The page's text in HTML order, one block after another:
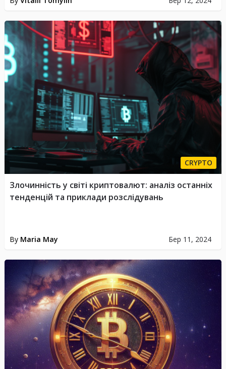
CRYPTO
By Maria May Бер 11, 2024
Злочинність у світі криптовалют: аналіз останніх
тенденцій та приклади розслідувань